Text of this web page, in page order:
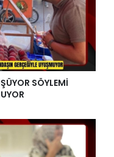
SÖYLEMİ